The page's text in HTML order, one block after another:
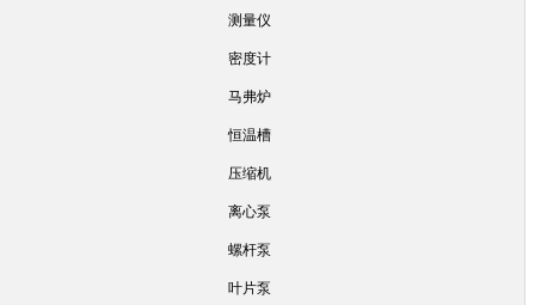
测量仪
密度计
马弗炉
恒温槽
压缩机
离心泵
螺杆泵
叶片泵